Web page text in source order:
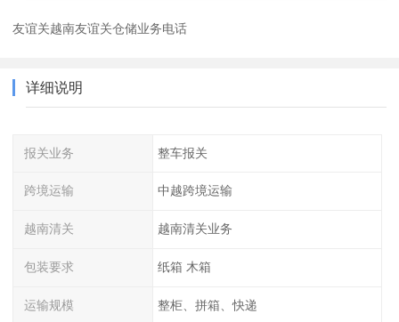
友谊关越南友谊关仓储业务电话
详细说明
报关业务 整车报关
跨境运输 中越跨境运输
越南清关 越南清关业务
包装要求 纸箱 木箱
运输规模 整柜、拼箱、快递